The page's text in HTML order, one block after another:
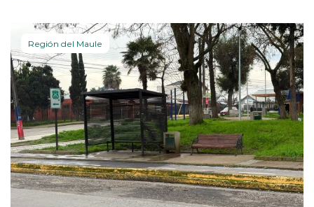
Región del Maule